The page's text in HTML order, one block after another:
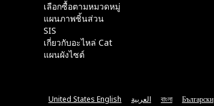
เลือกซื้อตามหมวดหมู่
แผนภาพชิ้นส่วน
SIS
เกี่ยวกับอะไหล่ Cat
แผนผังไซต์
United States English العربية বাংলা Български